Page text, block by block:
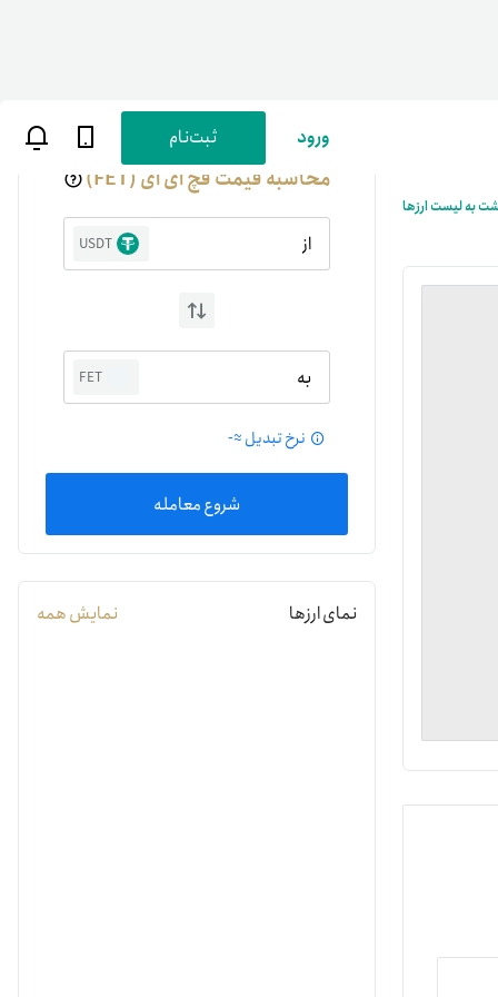
ورود ثبت‌نام
به لیست ارزها
محاسبه قیمت فچ ای آی (FET)
از USDT
به FET
نرخ تبدیل ≈-
شروع معامله
نمای ارزها نمایش همه